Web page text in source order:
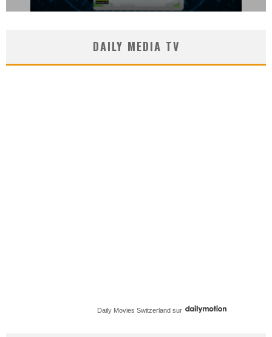
DAILY MEDIA TV
Daily Movies Switzerland sur